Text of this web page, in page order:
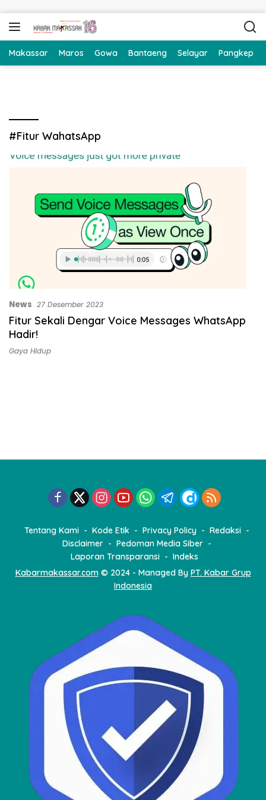
Makassar Maros Gowa Bantaeng Selayar Pangkep
#Fitur WahatsApp
News 27 Desember 2023
Fitur Sekali Dengar Voice Messages WhatsApp
Hadir!
Gaya Hidup
Tentang Kami Kode Etik Privacy Policy
Redaksi
Disclaimer
Pedoman Media Siber
Laporan Transparansi
Indeks
Kabarmakassar.com© 2024 - Managed By PT. Kabar Grup
Indonesia